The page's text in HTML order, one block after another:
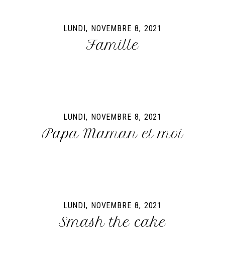
LUNDI, NOVEMBRE 8, 2021
Famille
LUNDI, NOVEMBRE 8, 2021
Papa Maman et moi
LUNDI, NOVEMBRE 8, 2021
Smash the cake